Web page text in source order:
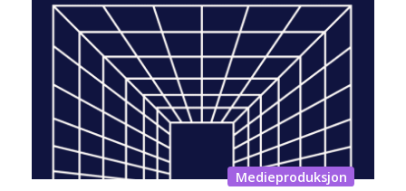
Medieproduksjon